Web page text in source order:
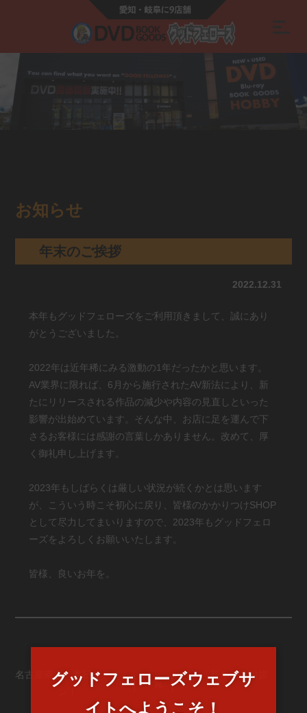
お知らせ
年末のご挨拶
2022.12.31
本年もグッドフェローズをご利用頂きまして、誠にあり
がとうございました。
2022年は近年稀にみる激動の1年だったかと思います。
AV業界に限れば、6月から施行されたAV新法により、新
たにリリースされる作品の減少や内容の見直しといった
影響が出始めています。そんな中、お店に足を運んで下
さるお客様には感謝の言葉しかありません。改めて、厚
く御礼申し上げます。
2023年もしばらくは厳しい状況が続くかとは思います
が、こういう時こそ初心に戻り、皆様のかかりつけSHOP
として尽力してまいりますので、2023年もグッドフェロ
ーズをよろしくお願いいたします。
皆様、良いお年を。
名古屋南店、本日オープ
一覧
新年のご挨拶
グッドフェローズウェブサ
イトへようこそ！